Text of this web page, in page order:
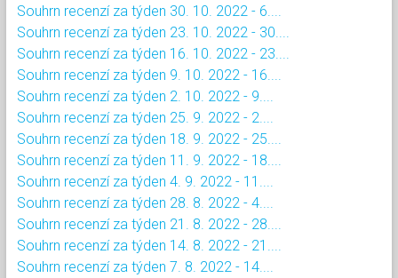
Souhrn recenzí za týden 30. 10. 2022 - 6....
Souhrn recenzí za týden 23. 10. 2022 - 30....
Souhrn recenzí za týden 16. 10. 2022 - 23....
Souhrn recenzí za týden 9. 10. 2022 - 16....
Souhrn recenzí za týden 2. 10. 2022 - 9....
Souhrn recenzí za týden 25. 9. 2022 - 2....
Souhrn recenzí za týden 18. 9. 2022 - 25....
Souhrn recenzí za týden 11. 9. 2022 - 18....
Souhrn recenzí za týden 4. 9. 2022 - 11....
Souhrn recenzí za týden 28. 8. 2022 - 4....
Souhrn recenzí za týden 21. 8. 2022 - 28....
Souhrn recenzí za týden 14. 8. 2022 - 21....
Souhrn recenzí za týden 7. 8. 2022 - 14....